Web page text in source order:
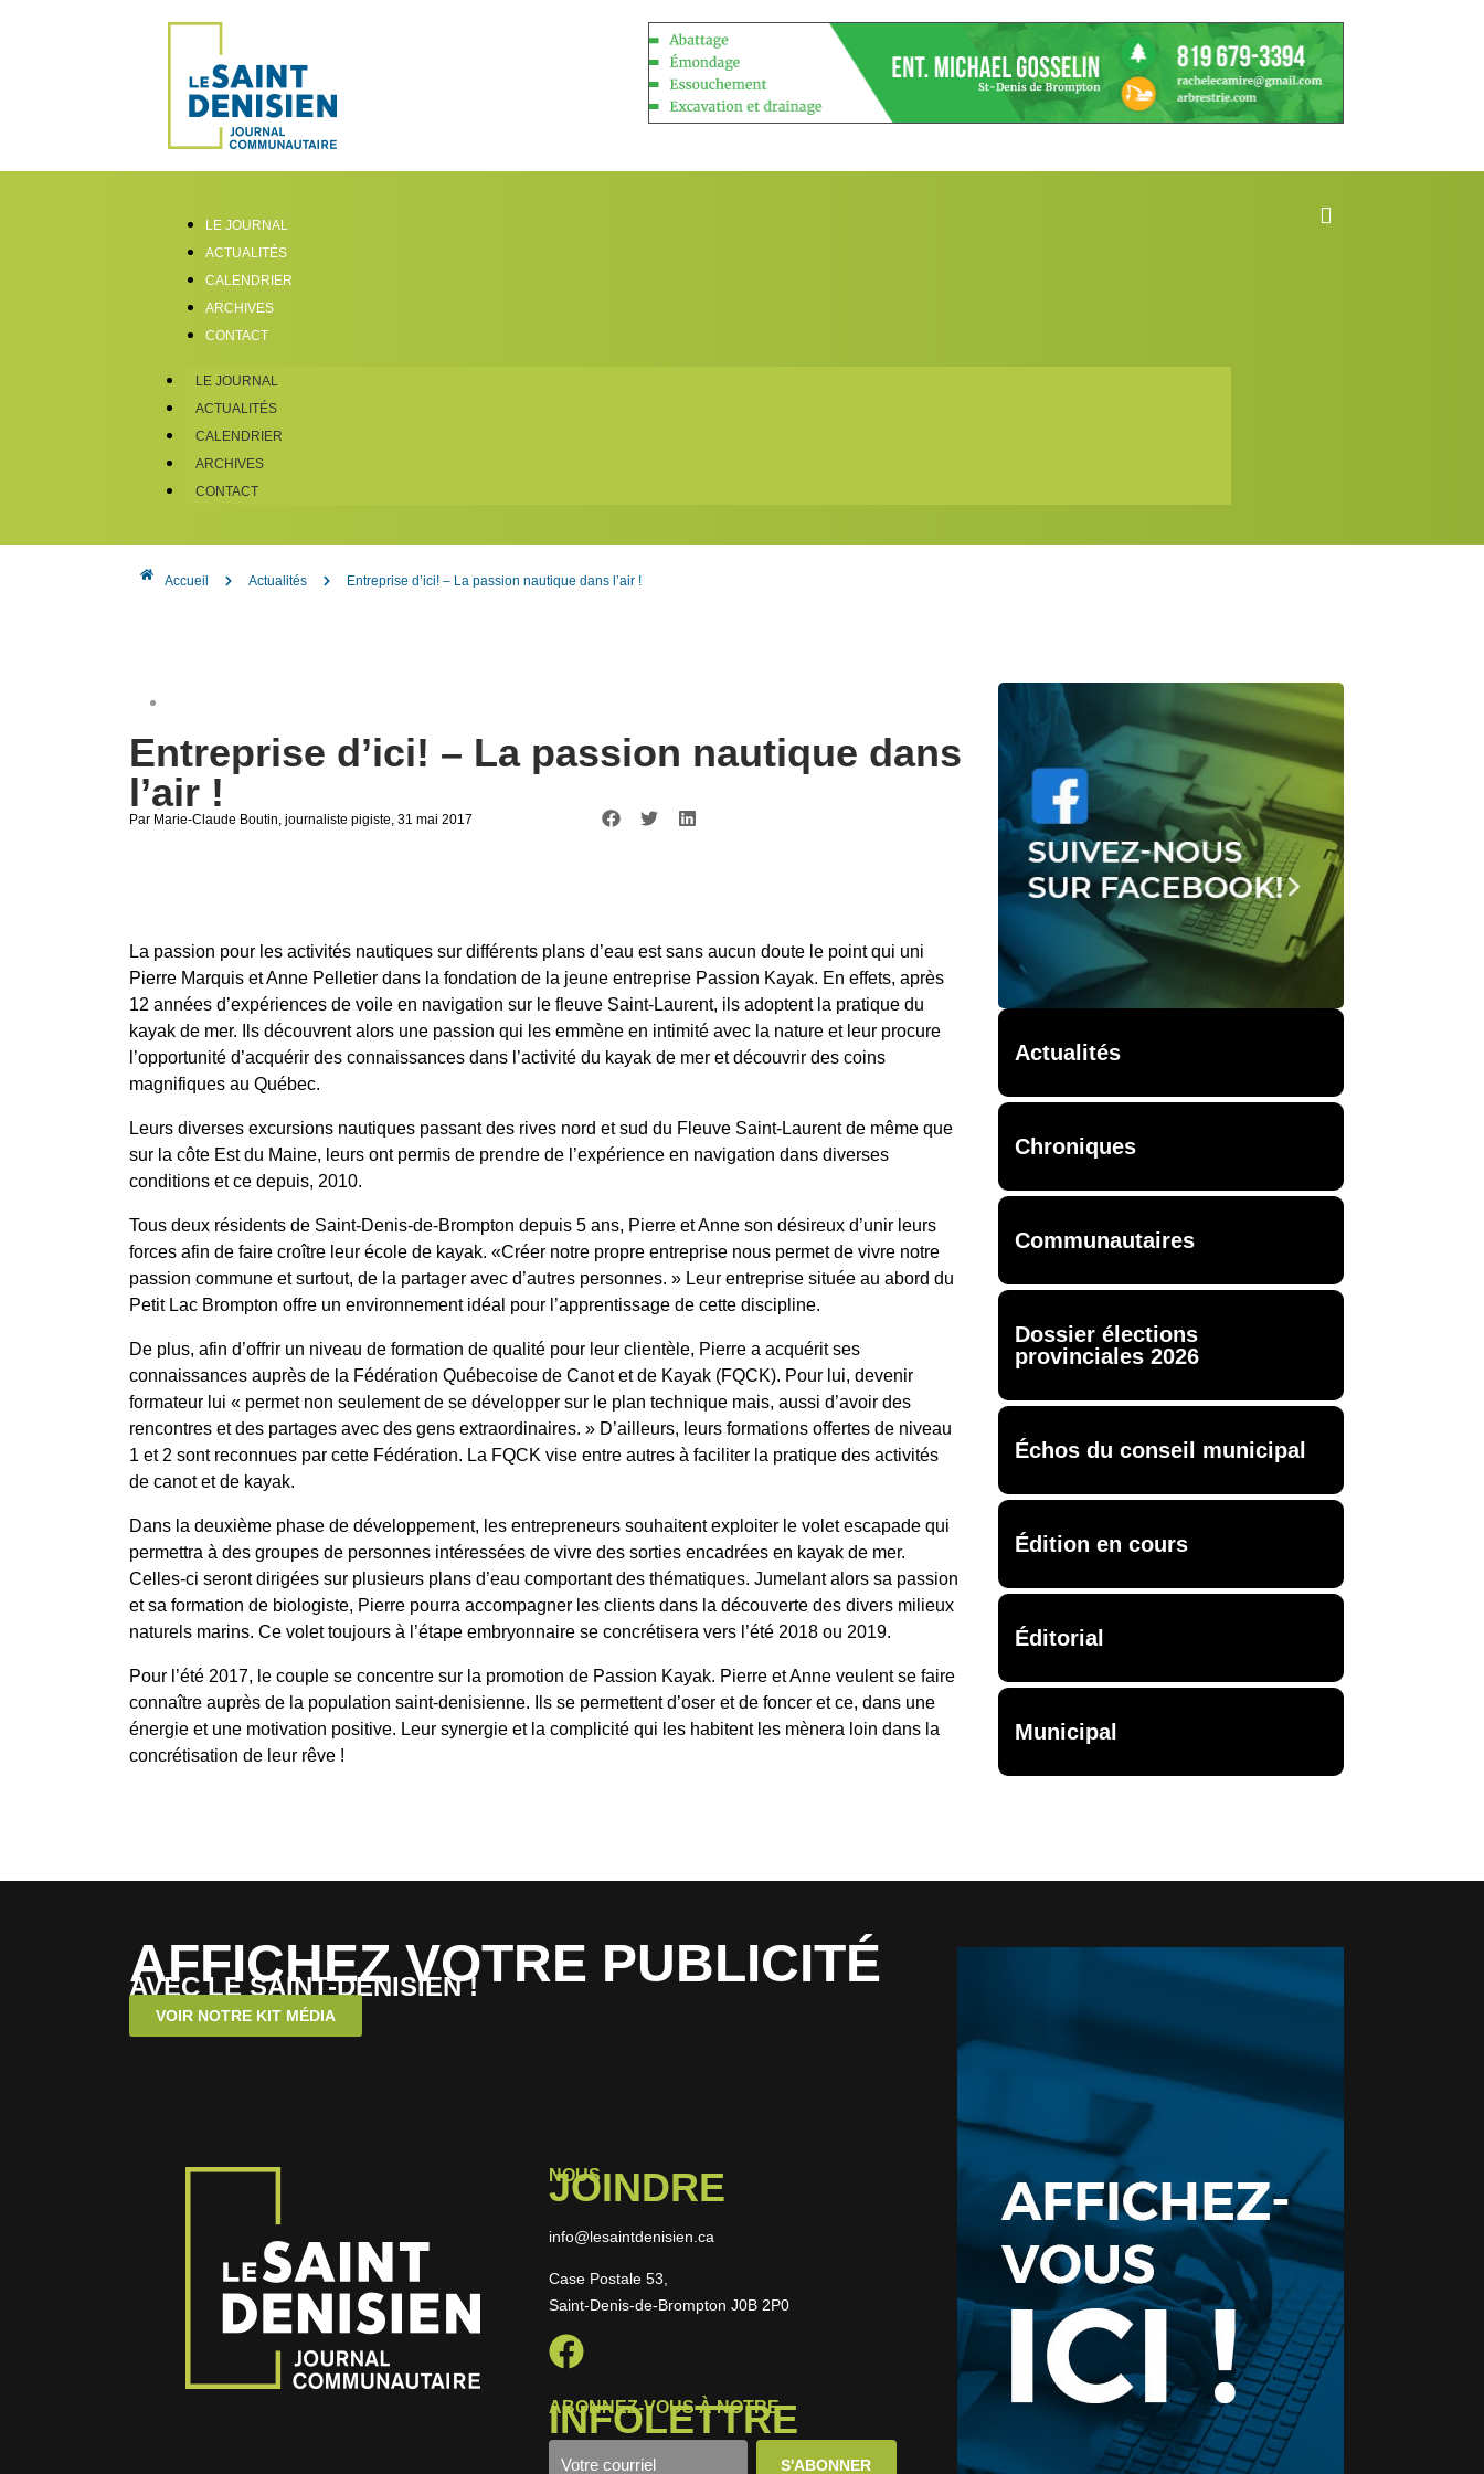
LE JOURNAL
ACTUALITÉS
CALENDRIER
ARCHIVES
CONTACT
LE JOURNAL
ACTUALITÉS
CALENDRIER
ARCHIVES
CONTACT
Accueil Actualités Entreprise d’ici! – La passion nautique dans l’air !
Entreprise d’ici! – La passion nautique dans
l’air !
Par Marie-Claude Boutin , journaliste pigiste , 31 mai 2017
La passion pour les activités nautiques sur différents plans d’eau est sans aucun doute le point qui uni
Pierre Marquis et Anne Pelletier dans la fondation de la jeune entreprise Passion Kayak. En effets, après
12 années d’expériences de voile en navigation sur le fleuve Saint-Laurent, ils adoptent la pratique du
kayak de mer. Ils découvrent alors une passion qui les emmène en intimité avec la nature et leur procure
l’opportunité d’acquérir des connaissances dans l’activité du kayak de mer et découvrir des coins
magnifiques au Québec.
Leurs diverses excursions nautiques passant des rives nord et sud du Fleuve Saint-Laurent de même que
sur la côte Est du Maine, leurs ont permis de prendre de l’expérience en navigation dans diverses
conditions et ce depuis, 2010.
Tous deux résidents de Saint-Denis-de-Brompton depuis 5 ans, Pierre et Anne son désireux d’unir leurs
forces afin de faire croître leur école de kayak. «Créer notre propre entreprise nous permet de vivre notre
passion commune et surtout, de la partager avec d’autres personnes. » Leur entreprise située au abord du
Petit Lac Brompton offre un environnement idéal pour l’apprentissage de cette discipline.
De plus, afin d’offrir un niveau de formation de qualité pour leur clientèle, Pierre a acquérit ses
connaissances auprès de la Fédération Québecoise de Canot et de Kayak (FQCK). Pour lui, devenir
formateur lui « permet non seulement de se développer sur le plan technique mais, aussi d’avoir des
rencontres et des partages avec des gens extraordinaires. » D’ailleurs, leurs formations offertes de niveau
1 et 2 sont reconnues par cette Fédération. La FQCK vise entre autres à faciliter la pratique des activités
de canot et de kayak.
Dans la deuxième phase de développement, les entrepreneurs souhaitent exploiter le volet escapade qui
permettra à des groupes de personnes intéressées de vivre des sorties encadrées en kayak de mer.
Celles-ci seront dirigées sur plusieurs plans d’eau comportant des thématiques. Jumelant alors sa passion
et sa formation de biologiste, Pierre pourra accompagner les clients dans la découverte des divers milieux
naturels marins. Ce volet toujours à l’étape embryonnaire se concrétisera vers l’été 2018 ou 2019.
Pour l’été 2017, le couple se concentre sur la promotion de Passion Kayak. Pierre et Anne veulent se faire
connaître auprès de la population saint-denisienne. Ils se permettent d’oser et de foncer et ce, dans une
énergie et une motivation positive. Leur synergie et la complicité qui les habitent les mènera loin dans la
concrétisation de leur rêve !
Actualités
Chroniques
Communautaires
Dossier élections
provinciales 2026
Échos du conseil municipal
Édition en cours
Éditorial
Municipal
AFFICHEZ VOTRE PUBLICITÉ
AVEC LE SAINT-DENISIEN !
VOIR NOTRE KIT MÉDIA
NOUS
JOINDRE
info@lesaintdenisien.ca
Case Postale 53,
Saint-Denis-de-Brompton J0B 2P0
ABONNEZ-VOUS À NOTRE
INFOLETTRE